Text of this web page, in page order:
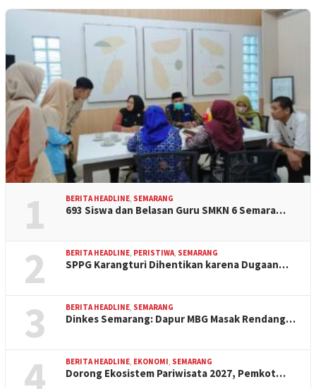
1 BERITA HEADLINE SEMARANG
693 Siswa dan Belasan Guru SMKN 6 Semara…
2 BERITA HEADLINE PERISTIWA SEMARANG
SPPG Karangturi Dihentikan karena Dugaan…
3 BERITA HEADLINE SEMARANG
Dinkes Semarang: Dapur MBG Masak Rendang…
4 BERITA HEADLINE EKONOMI SEMARANG
Dorong Ekosistem Pariwisata 2027, Pemkot…